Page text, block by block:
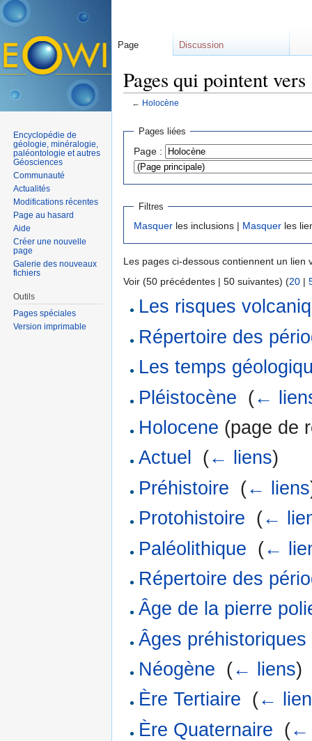
Pages qui pointent
← Holocène
Pages liées
Page :
Filtres
Masquer les inclusions | Masquer les
Les pages ci-dessous contiennent un lien
Voir (50 précédentes | 50 suivantes) (20 |
Les risques
Répertoire des
Les temps
Pléistocène (←
Holocene (page de
Actuel
(← liens)
Préhistoire (← liens
Protohistoire (←
Paléolithique (←
Répertoire des
Âge de la pierre
Âges préhistoriques
Néogène (← liens)
Ère Tertiaire (←
Ère Quaternaire (←
Page Discussion
Encyclopédie de
géologie, minéralogie,
paléontologie et autres
Géosciences
Communauté
Actualités
Modifications récentes
Page au hasard
Aide
Créer une nouvelle
page
Galerie des nouveaux
fichiers
Outils
Pages spéciales
Version imprimable